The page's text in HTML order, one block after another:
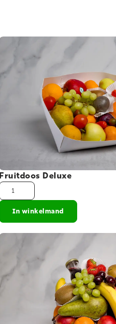
Fruitdoos Deluxe
In winkelmand